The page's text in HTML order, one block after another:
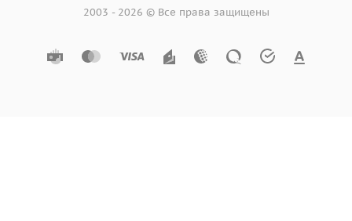
2003 - 2026 © Все права защищены